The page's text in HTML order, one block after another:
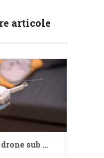
articole
sub …